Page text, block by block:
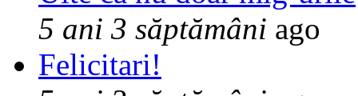
5 ani 3 săptămâni ago
Felicitari!